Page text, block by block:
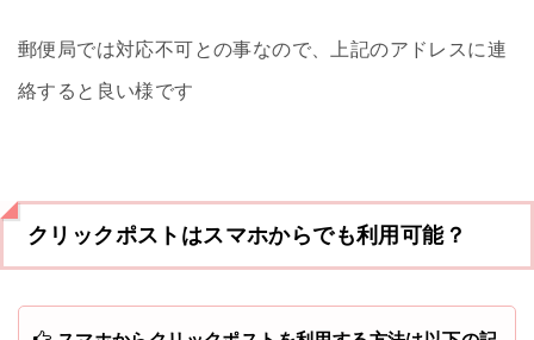
郵便局では対応不可との事なので、上記のアドレスに連
絡すると良い様です
クリックポストはスマホからでも利用可能？